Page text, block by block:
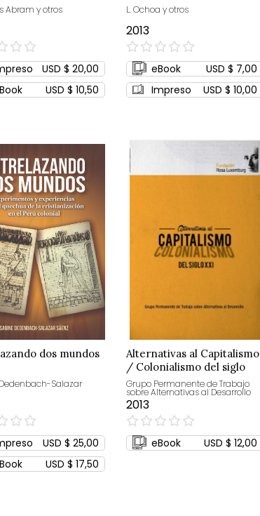
Abram y otros
USD $ 20,00
USD $ 10,50
L. Ochoa y otros
2013
0%
eBook
USD $ 7,00
Impreso
USD $ 10,00
dos mundos
Salazar
USD $ 25,00
USD $ 17,50
Alternativas al Capitalismo
/ Colonialismo del siglo
XXI
Grupo Permanente de Trabajo
sobre Alternativas al Desarrollo
2013
0%
eBook USD $ 12,00